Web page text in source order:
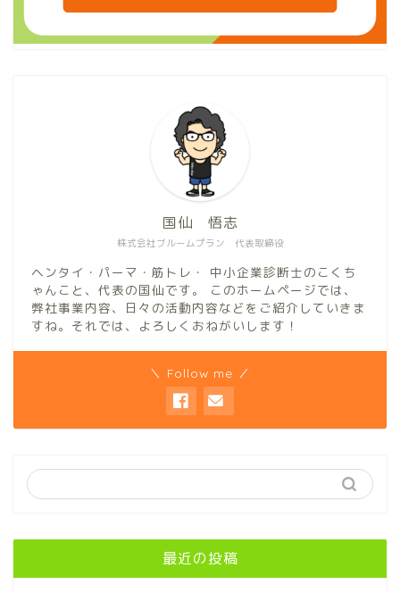
株式会社ブルームプラン 代表取締役
国仙 悟志
ヘンタイ・パーマ・筋トレ・ 中小企業診断士のこくち
ゃんこと、代表の国仙です。 このホームページでは、
弊社事業内容、日々の活動内容などをご紹介していきま
すね。それでは、よろしくおねがいします！
＼ Follow me ／
最近の投稿